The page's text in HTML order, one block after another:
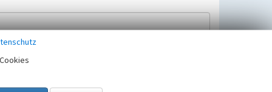
gespeichert und verwendet.